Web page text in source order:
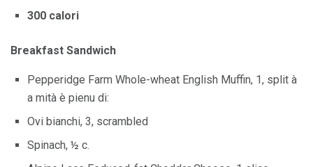
300 calori
Breakfast Sandwich
Pepperidge Farm Whole-wheat English Muffin, 1, split à
a mità è pienu di:
Ovi bianchi, 3, scrambled
Spinach, ½ c.